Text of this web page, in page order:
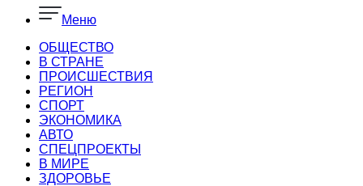
Меню
ОБЩЕСТВО
В СТРАНЕ
ПРОИСШЕСТВИЯ
РЕГИОН
CПОРТ
ЭКОНОМИКА
АВТО
СПЕЦПРОЕКТЫ
В МИРЕ
ЗДОРОВЬЕ